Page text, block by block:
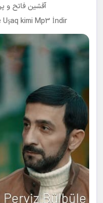
آقشین فاتح و
Uşaq kimi Mp3 İndir